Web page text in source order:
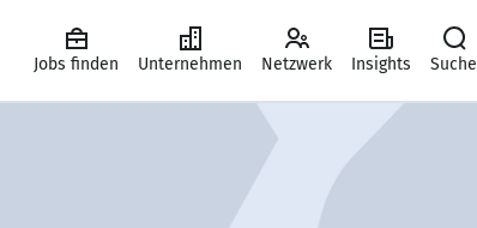
Jobs finden Unternehmen Netzwerk Insights Suche